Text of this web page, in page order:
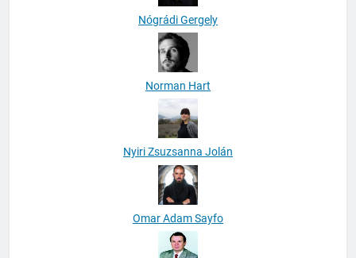
Nógrádi Gergely
Norman Hart
Nyiri Zsuzsanna Jolán
Omar Adam Sayfo